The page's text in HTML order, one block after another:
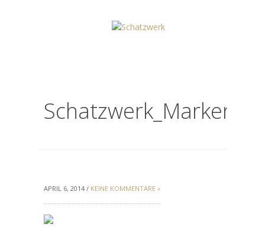
APRIL 6, 2014 / KEINE KOMMENTARE »